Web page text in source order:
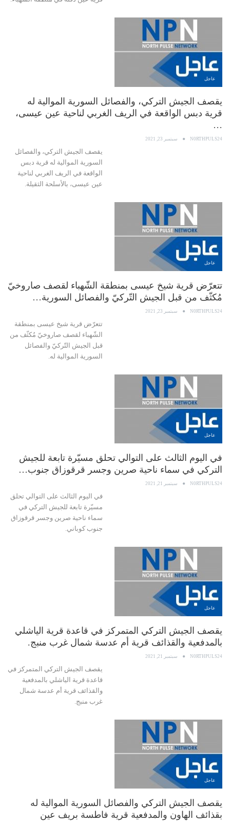
عاجل
يقصف الجيش التركي، والفصائل السورية الموالية له
قرية دبس الواقعة في الريف الغربي لناحية عين عيسى،
…
N0RTHPULS24 سبتمبر 23, 2021
يقصف الجيش التركي، والفصائل
السورية الموالية له قرية دبس
الواقعة في الريف الغربي لناحية
عين عيسى، بالأسلحة الثقيلة.
عاجل
تتعرّض قرية شيخ عيسى بمنطقة الشّهباء لقصف صاروخيّ
مُكثّف من قبل الجيش التّركيّ والفصائل السورية…
N0RTHPULS24 سبتمبر 23, 2021
تتعرّض قرية شيخ عيسى بمنطقة
الشّهباء لقصف صاروخيّ مُكثّف من
قبل الجيش التّركيّ والفصائل
السورية الموالية له.
عاجل
في اليوم الثالث على التوالي تحلق مسيّرة تابعة للجيش
التركي في سماء ناحية صرين وجسر قرقوزاق جنوب…
N0RTHPULS24 سبتمبر 21, 2021
في اليوم الثالث على التوالي تحلق
مسيّرة تابعة للجيش التركي في
سماء ناحية صرين وجسر قرقوزاق
جنوب كوباني.
عاجل
يقصف الجيش التركي المتمركز في قاعدة قرية الياشلي
بالمدفعية والقذائف قرية أم عدسة شمال غرب منبج.
N0RTHPULS24 سبتمبر 21, 2021
يقصف الجيش التركي المتمركز في
قاعدة قرية الياشلي بالمدفعية
والقذائف قرية أم عدسة شمال
غرب منبج.
عاجل
يقصف الجيش التركي والفصائل السورية الموالية له
بقذائف الهاون والمدفعية قرية فاطسة بريف عين